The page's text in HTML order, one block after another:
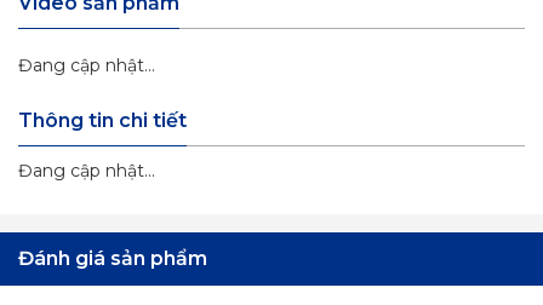
Đang cập nhật...
Thông tin chi tiết
Đang cập nhật...
Đánh giá sản phẩm